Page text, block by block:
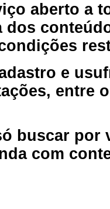
aberto a
dos
e
entre
buscar por
com